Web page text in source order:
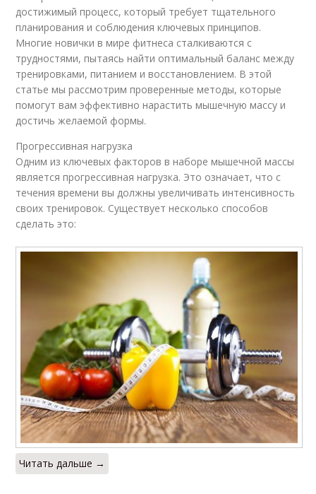
достижимый процесс, который требует тщательного
планирования и соблюдения ключевых принципов.
Многие новички в мире фитнеса сталкиваются с
трудностями, пытаясь найти оптимальный баланс между
тренировками, питанием и восстановлением. В этой
статье мы рассмотрим проверенные методы, которые
помогут вам эффективно нарастить мышечную массу и
достичь желаемой формы.
Прогрессивная нагрузка
Одним из ключевых факторов в наборе мышечной массы
является прогрессивная нагрузка. Это означает, что с
течения времени вы должны увеличивать интенсивность
своих тренировок. Существует несколько способов
сделать это:
Читать дальше →